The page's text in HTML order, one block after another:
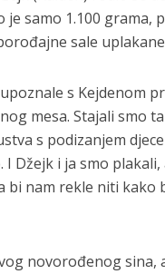
samo 1.100 grama,
sale
s Kejdenom
mesa. Stajali smo
s podizanjem
Džejk i ja smo plakali,
bi nam rekle niti kako
novorođenog sina,